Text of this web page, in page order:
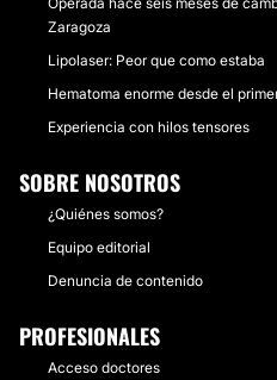
Zaragoza
Lipolaser: Peor que como estaba
Hematoma enorme desde el
Experiencia con hilos tensores
SOBRE NOSOTROS
¿Quiénes somos?
Equipo editorial
Denuncia de contenido
PROFESIONALES
Acceso doctores